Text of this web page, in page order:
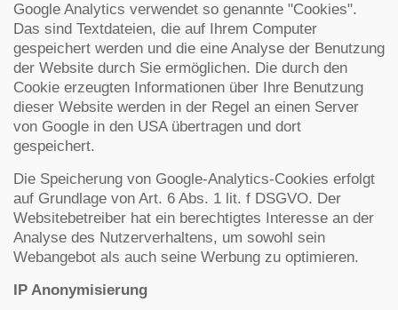
Google Analytics verwendet so genannte "Cookies".
Das sind Textdateien, die auf Ihrem Computer
gespeichert werden und die eine Analyse der Benutzung
der Website durch Sie ermöglichen. Die durch den
Cookie erzeugten Informationen über Ihre Benutzung
dieser Website werden in der Regel an einen Server
von Google in den USA übertragen und dort
gespeichert.
Die Speicherung von Google-Analytics-Cookies erfolgt
auf Grundlage von Art. 6 Abs. 1 lit. f DSGVO. Der
Websitebetreiber hat ein berechtigtes Interesse an der
Analyse des Nutzerverhaltens, um sowohl sein
Webangebot als auch seine Werbung zu optimieren.
IP Anonymisierung